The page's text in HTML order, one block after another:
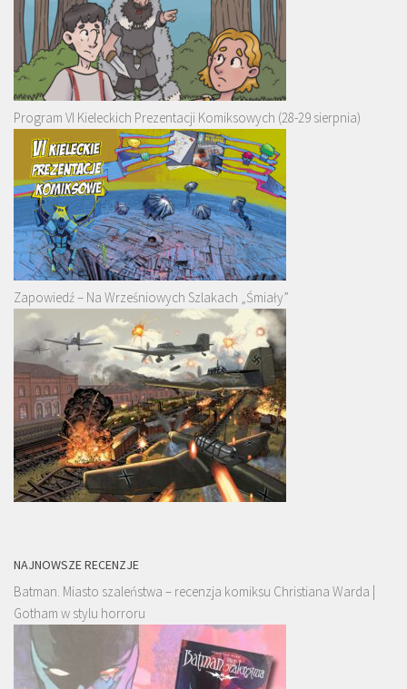
Program VI Kieleckich Prezentacji Komiksowych (28-29 sierpnia)
Zapowiedź – Na Wrześniowych Szlakach „Śmiały”
NAJNOWSZE RECENZJE
Batman. Miasto szaleństwa – recenzja komiksu Christiana Warda |
Gotham w stylu horroru